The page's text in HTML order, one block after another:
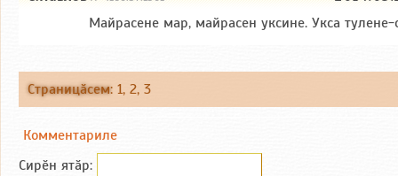
Майрасене мар, майрасен уксине. Укса
Страницӑсем: 1, 2, 3
Комментариле
Сирӗн ятӑp: